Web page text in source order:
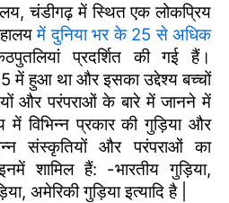
चंडीगढ़ में स्थित एक लोकप्रिय
में दुनिया भर के 25 से अधिक
प्रदर्शित की गई हैं।
में हुआ था और इसका उद्देश्य बच्चों
और परंपराओं के बारे में जानने में
विभिन्न प्रकार की गुड़िया और
संस्कृतियों और परंपराओं का
शामिल हैं: -भारतीय गुड़िया,
अमेरिकी गुड़िया इत्यादि है |